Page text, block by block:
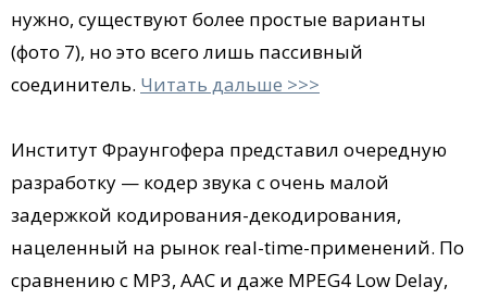
нужно, существуют более простые варианты
(фото 7), но это всего лишь пассивный
соединитель. Читать дальше >>>
Институт Фраунгофера представил очередную
разработку — кодер звука с очень малой
задержкой кодирования-декодирования,
нацеленный на рынок real-time-применений. По
сравнению с MP3, AAC и даже MPEG4 Low Delay,